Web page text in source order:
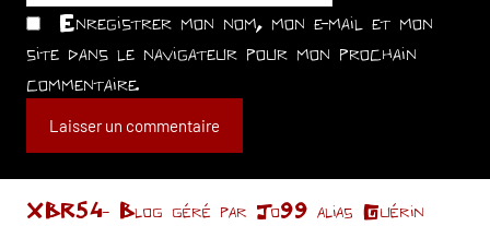
Enregistrer mon nom, mon e-mail et mon
site dans le navigateur pour mon prochain
commentaire.
XBR54- Blog géré par Jo99 alias Guérin